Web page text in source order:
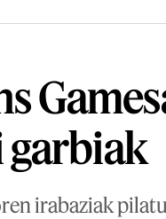
garbiak
irabaziak